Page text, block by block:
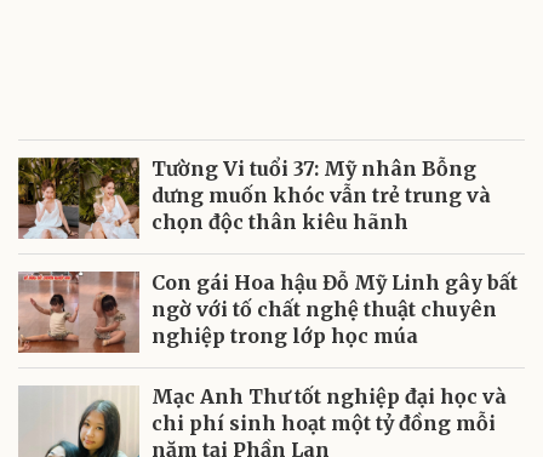
Tường Vi tuổi 37: Mỹ nhân Bỗng
dưng muốn khóc vẫn trẻ trung và
chọn độc thân kiêu hãnh
Con gái Hoa hậu Đỗ Mỹ Linh gây bất
ngờ với tố chất nghệ thuật chuyên
nghiệp trong lớp học múa
Mạc Anh Thư tốt nghiệp đại học và
chi phí sinh hoạt một tỷ đồng mỗi
năm tại Phần Lan